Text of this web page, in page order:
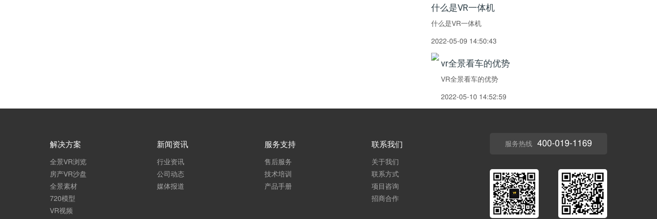
什么是VR一体机
什么是VR一体机
2022-05-09 14:50:43
vr全景看车的优势
VR全景看车的优势
2022-05-10 14:52:59
解决方案
全景VR浏览
房产VR沙盘
全景素材
720模型
VR视频
新闻资讯
行业资讯
公司动态
媒体报道
服务支持
售后服务
技术培训
产品手册
联系我们
关于我们
联系方式
项目咨询
招商合作
服务热线 400-019-1169